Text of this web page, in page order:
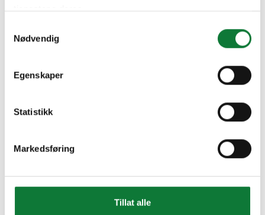
tjenestene deres.
Nødvendig
Egenskaper
Statistikk
Markedsføring
Tillat alle